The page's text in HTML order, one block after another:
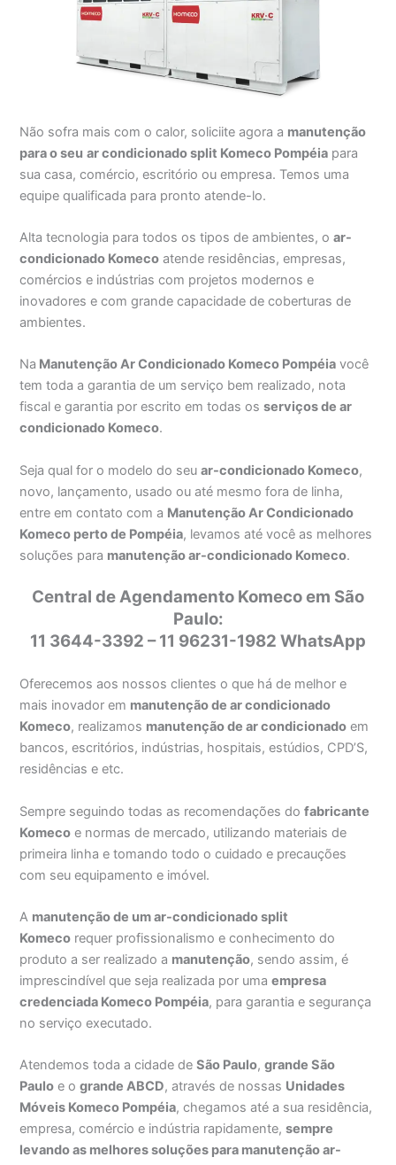
Não sofra mais com o calor, soliciite agora a manutenção
para o seu ar condicionado split Komeco Pompéia para
sua casa, comércio, escritório ou empresa. Temos uma
equipe qualificada para pronto atende-lo.
Alta tecnologia para todos os tipos de ambientes, oar-
condicionado Komeco atende residências, empresas,
comércios e indústrias com projetos modernos e
inovadores e com grande capacidade de coberturas de
ambientes.
Na Manutenção Ar Condicionado Komeco Pompéia você
tem toda a garantia de um serviço bem realizado, nota
fiscal e garantia por escrito em todas osserviços de ar
condicionado Komeco.
Seja qual for o modelo do seuar-condicionado Komeco,
novo, lançamento, usado ou até mesmo fora de linha,
entre em contato com a Manutenção Ar Condicionado
Komeco perto de Pompéia, levamos até você as melhores
soluções para manutenção ar-condicionado Komeco.
Central de Agendamento Komeco em São
Paulo:
11 3644-3392 – 11 96231-1982 WhatsApp
Oferecemos aos nossos clientes o que há de melhor e
mais inovador em manutenção de ar condicionado
Komeco, realizamos manutenção de ar condicionado em
bancos, escritórios, indústrias, hospitais, estúdios, CPD’S,
residências e etc.
Sempre seguindo todas as recomendações dofabricante
Komeco e normas de mercado, utilizando materiais de
primeira linha e tomando todo o cuidado e precauções
com seu equipamento e imóvel.
A manutenção de um ar-condicionado split
Komeco requer profissionalismo e conhecimento do
produto a ser realizado a manutenção, sendo assim, é
imprescindível que seja realizada por umaempresa
credenciada Komeco Pompéia, para garantia e segurança
no serviço executado.
Atendemos toda a cidade deSão Paulo,grande São
Paulo e ogrande ABCD, através de nossas Unidades
Móveis Komeco Pompéia, chegamos até a sua residência,
empresa, comércio e indústria rapidamente,sempre
levando as melhores soluções para manutenção ar-